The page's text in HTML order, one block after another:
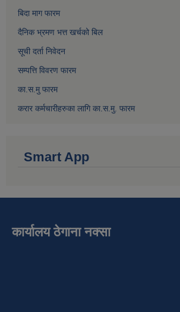
बिदा माग फारम
दैनिक भ्रमण भत्त खर्चको बिल
सूची दर्ता निवेदन
सम्पत्ति विवरण फारम
का.स.मु फारम
करार कर्मचारीहरुका लागि का.स.मु. फारम
Smart App
कार्यालय ठेगाना नक्सा